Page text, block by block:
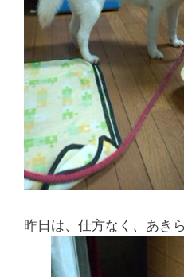
昨日は、仕方なく、あき